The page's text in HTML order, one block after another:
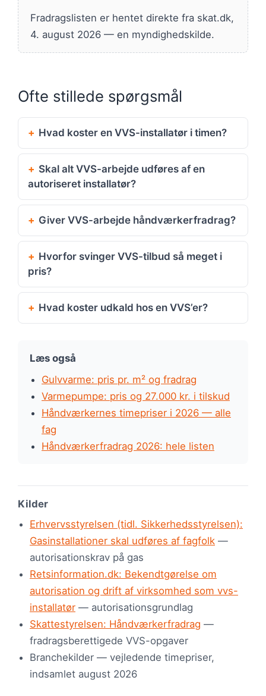
Fradragslisten er hentet direkte fra skat.dk,
4. august 2026 — en myndighedskilde.
Ofte stillede spørgsmål
Hvad koster en VVS-installatør i timen?
Skal alt VVS-arbejde udføres af en
autoriseret installatør?
Giver VVS-arbejde håndværkerfradrag?
Hvorfor svinger VVS-tilbud så meget i
pris?
Hvad koster udkald hos en VVS’er?
Læs også
Gulvvarme: pris pr. m² og fradrag
Varmepumpe: pris og 27.000 kr. i tilskud
Håndværkernes timepriser i 2026 — alle
fag
Håndværkerfradrag 2026: hele listen
Kilder
Erhvervsstyrelsen (tidl. Sikkerhedsstyrelsen):
Gasinstallationer skal udføres af fagfolk —
autorisationskrav på gas
Retsinformation.dk: Bekendtgørelse om
autorisation og drift af virksomhed som vvs-
installatør — autorisationsgrundlag
Skattestyrelsen: Håndværkerfradrag —
fradragsberettigede VVS-opgaver
Branchekilder — vejledende timepriser,
indsamlet august 2026